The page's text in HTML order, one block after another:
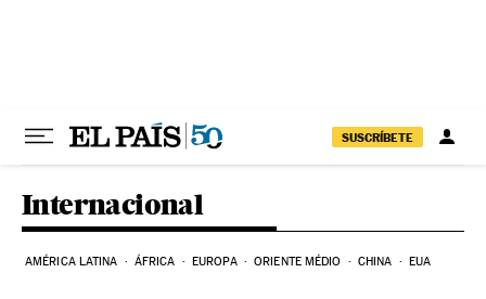
SUSCRÍBETE
Internacional
AMÉRICA LATINA ÁFRICA EUROPA ORIENTE MÉDIO CHINA EUA